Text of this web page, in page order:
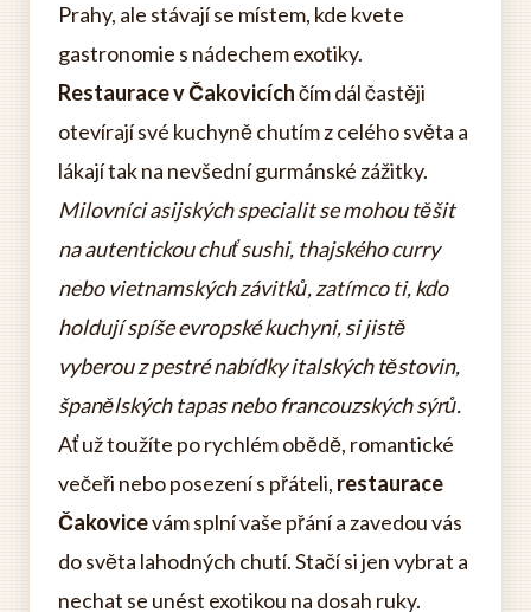
Prahy, ale stávají se místem, kde kvete
gastronomie s nádechem exotiky.
Restaurace v Čakovicíchčím dál častěji
otevírají své kuchyně chutím z celého světa a
lákají tak na nevšední gurmánské zážitky.
Milovníci asijských specialit se mohou těšit
na autentickou chuť sushi, thajského curry
nebo vietnamských závitků, zatímco ti, kdo
holdují spíše evropské kuchyni, si jistě
vyberou z pestré nabídky italských těstovin,
španělských tapas nebo francouzských sýrů.
Ať už toužíte po rychlém obědě, romantické
večeři nebo posezení s přáteli, restaurace
Čakovicevám splní vaše přání a zavedou vás
do světa lahodných chutí. Stačí si jen vybrat a
nechat se unést exotikou na dosah ruky.